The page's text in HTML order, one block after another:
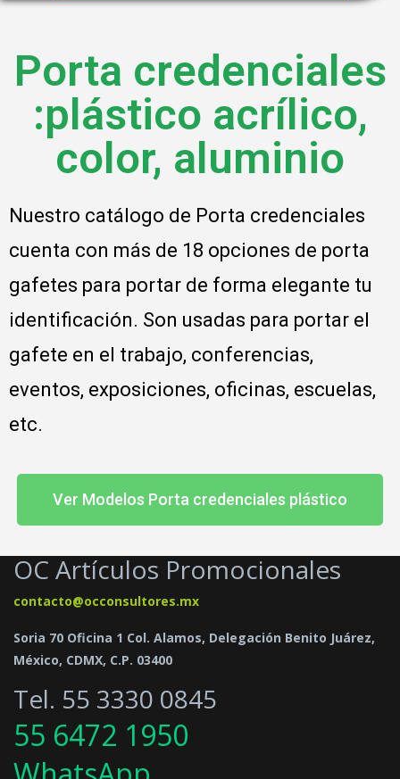
Porta credenciales
:plástico acrílico,
color, aluminio
Nuestro catálogo de Porta credenciales
cuenta con más de 18 opciones de porta
gafetes para portar de forma elegante tu
identificación. Son usadas para portar el
gafete en el trabajo, conferencias,
eventos, exposiciones, oficinas, escuelas,
etc.
Ver Modelos Porta credenciales plástico
OC Artículos Promocionales
contacto@occonsultores.mx
Soria 70 Oficina 1 Col. Alamos, Delegación Benito Juárez,
México, CDMX, C.P. 03400
Tel. 55 3330 0845
55 6472 1950